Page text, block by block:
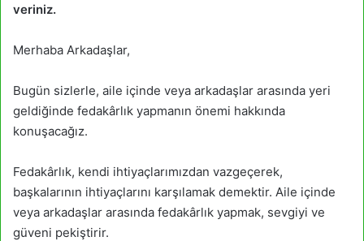
veriniz.
Merhaba Arkadaşlar,
Bugün sizlerle, aile içinde veya arkadaşlar arasında yeri
geldiğinde fedakârlık yapmanın önemi hakkında
konuşacağız.
Fedakârlık, kendi ihtiyaçlarımızdan vazgeçerek,
başkalarının ihtiyaçlarını karşılamak demektir. Aile içinde
veya arkadaşlar arasında fedakârlık yapmak, sevgiyi ve
güveni pekiştirir.